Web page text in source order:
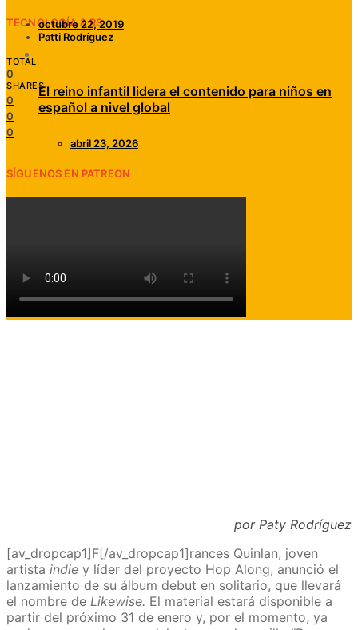
TECNOLOGÍA & RS
El reino infantil lidera el contenido para niños en
español a nivel global
abril 23, 2026
SÍGUENOS EN PATREON
octubre 22, 2019
Patti Rodríguez
TOTAL
0
SHARES
0
0
0
por Paty Rodríguez
[av_dropcap1]F[/av_dropcap1]rances Quinlan, joven
artista indie y líder del proyecto Hop Along, anunció el
lanzamiento de su álbum debut en solitario, que llevará
el nombre de Likewise. El material estará disponible a
partir del próximo 31 de enero y, por el momento, ya